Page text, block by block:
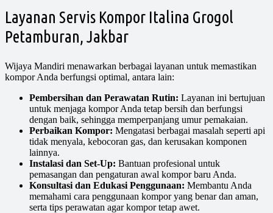
Layanan Servis Kompor Italina Grogol
Petamburan, Jakbar
Wijaya Mandiri menawarkan berbagai layanan untuk memastikan
kompor Anda berfungsi optimal, antara lain:
Pembersihan dan Perawatan Rutin: Layanan ini bertujuan
untuk menjaga kompor Anda tetap bersih dan berfungsi
dengan baik, sehingga memperpanjang umur pemakaian.
Perbaikan Kompor: Mengatasi berbagai masalah seperti api
tidak menyala, kebocoran gas, dan kerusakan komponen
lainnya.
Instalasi dan Set-Up: Bantuan profesional untuk
pemasangan dan pengaturan awal kompor baru Anda.
Konsultasi dan Edukasi Penggunaan: Membantu Anda
memahami cara penggunaan kompor yang benar dan aman,
serta tips perawatan agar kompor tetap awet.